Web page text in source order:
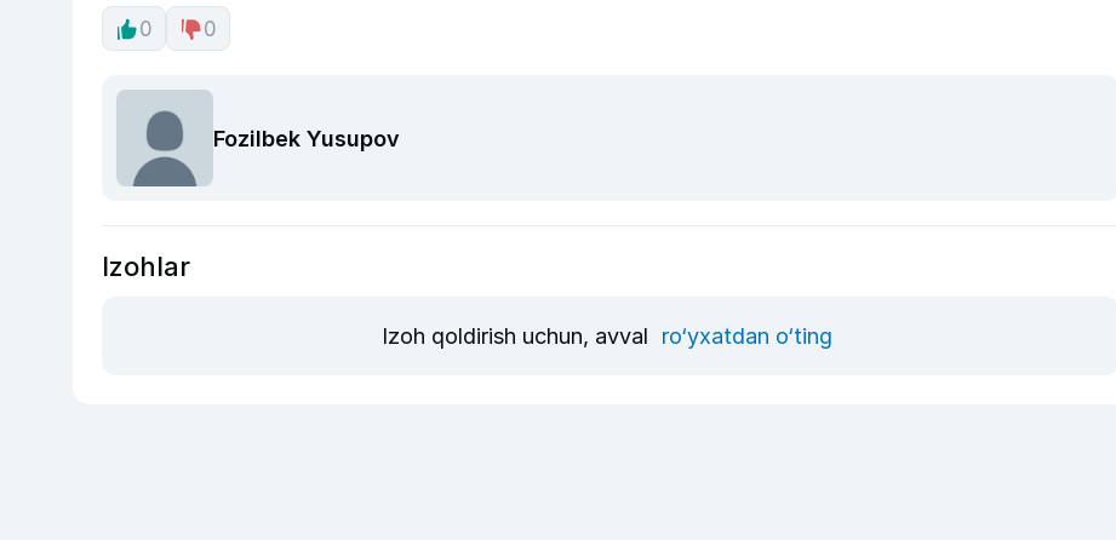
0 0
Fozilbek Yusupov
Izohlar
Izoh qoldirish uchun, avval ro‘yxatdan o‘ting